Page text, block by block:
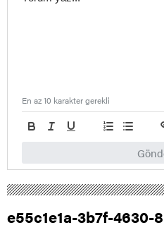
En az 10 karakter gerekli
e55c1e1a-3b7f-4630-